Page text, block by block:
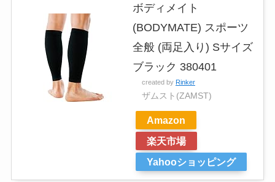
ボディメイト
(BODYMATE) スポーツ
全般 (両足入り) Sサイズ
ブラック 380401
created by Rinker
ザムスト(ZAMST)
Amazon
楽天市場
Yahooショッピング